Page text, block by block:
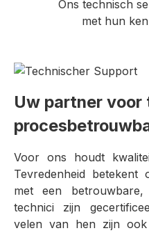
Ons technisch
met hun
Uw partner voor
Voor ons houdt
Tevredenheid betekent
met een betrouwbare,
technici zijn
velen van hen zijn ook